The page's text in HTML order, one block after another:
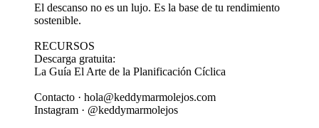
El descanso no es un lujo. Es la base de tu rendimiento
sostenible.
RECURSOS
Descarga gratuita:
La Guía El Arte de la Planificación Cíclica
Contacto · hola@keddymarmolejos.com
Instagram · @keddymarmolejos